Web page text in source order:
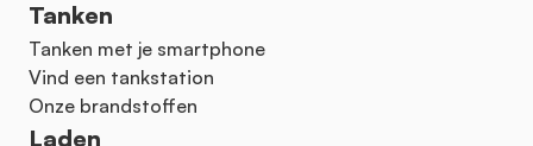
Tanken
Tanken met je smartphone
Vind een tankstation
Onze brandstoffen
Laden